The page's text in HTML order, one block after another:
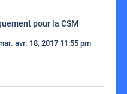
pour la CSM
avr. 18, 2017 11:55 pm